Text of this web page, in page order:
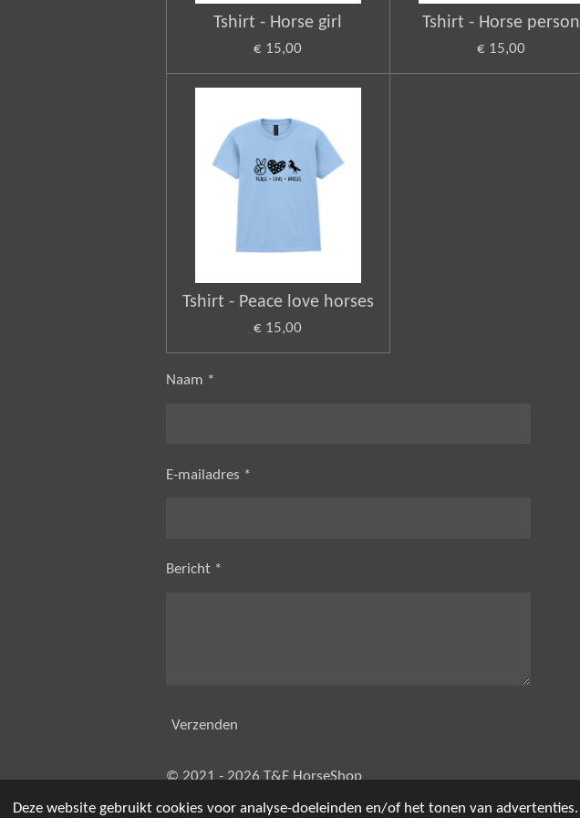
Deze website gebruikt cookies voor analyse-doeleinden en/of het tonen van
Tshirt - Horse girl
€ 15,00
Tshirt - Horse person
€ 15,00
Tshirt - Peace love horses
€ 15,00
Naam *
E-mailadres *
Bericht *
Verzenden
© 2021 - 2026 T&E HorseShop